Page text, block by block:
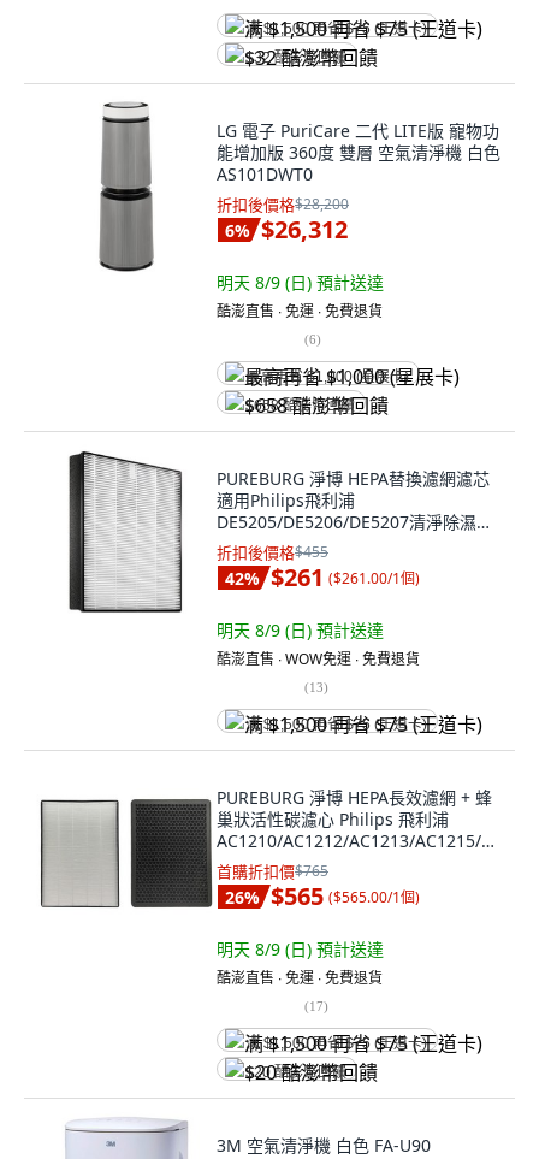
满 $1,500 再省 $75 (王道卡)
$32 酷澎幣回饋
LG 電子 PuriCare 二代 LITE版 寵物功
能增加版 360度 雙層 空氣清淨機 白色
AS101DWT0
折扣後價格$28,200
6% $26,312
明天 8/9 (日) 預計送達
酷澎直售 ∙ 免運 ∙ 免費退貨
(6)
最高再省 $1,000 (星展卡)
$658 酷澎幣回饋
PUREBURG 淨博 HEPA替換濾網濾芯
適用Philips飛利浦
DE5205/DE5206/DE5207清淨除濕機,
FY1119-01, 1個
折扣後價格$455
42% $261 ($261.00/1個)
明天 8/9 (日) 預計送達
酷澎直售 ∙ WOW免運 ∙ 免費退貨
(13)
满 $1,500 再省 $75 (王道卡)
PUREBURG 淨博 HEPA長效濾網 + 蜂
巢狀活性碳濾心 Philips 飛利浦
AC1210/AC1212/AC1213/AC1215/AC
1216適用, 1組, 1413-01
首購折扣價$765
26% $565 ($565.00/1個)
明天 8/9 (日) 預計送達
酷澎直售 ∙ 免運 ∙ 免費退貨
(17)
满 $1,500 再省 $75 (王道卡)
$20 酷澎幣回饋
3M 空氣清淨機 白色 FA-U90